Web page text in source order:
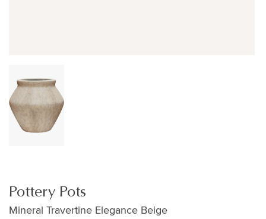
Pottery Pots
Mineral Travertine Elegance Beige